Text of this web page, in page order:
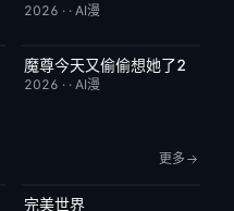
2026 · · AI漫
完结 9.0
魔尊今天又偷偷想她了2
2026 · · AI漫
更多
更新至第281集
完美世界